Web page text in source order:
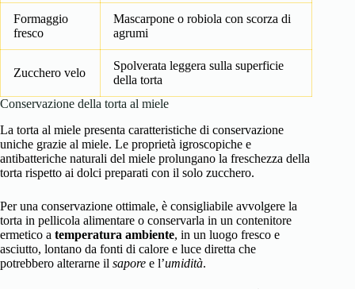
Formaggio
fresco
Mascarpone o robiola con scorza di
agrumi
Zucchero velo
Spolverata leggera sulla superficie
della torta
Conservazione della torta al miele
La torta al miele presenta caratteristiche di conservazione
uniche grazie al miele. Le proprietà igroscopiche e
antibatteriche naturali del miele prolungano la freschezza della
torta rispetto ai dolci preparati con il solo zucchero.
Per una conservazione ottimale, è consigliabile avvolgere la
torta in pellicola alimentare o conservarla in un contenitore
ermetico a temperatura ambiente, in un luogo fresco e
asciutto, lontano da fonti di calore e luce diretta che
potrebbero alterarne il sapore e l’umidità.